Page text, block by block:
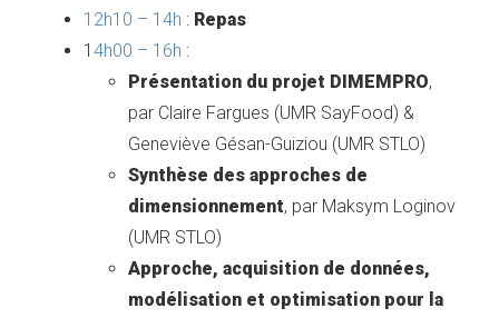
12h10 – 14h : Repas
1 4h00 – 16h :
Présentation du projet DIMEMPRO,
par Claire Fargues (UMR SayFood) &
Geneviève Gésan-Guiziou (UMR STLO)
Synthèse des approches de
dimensionnement, par Maksym Loginov
(UMR STLO)
Approche, acquisition de données,
modélisation et optimisation pour la